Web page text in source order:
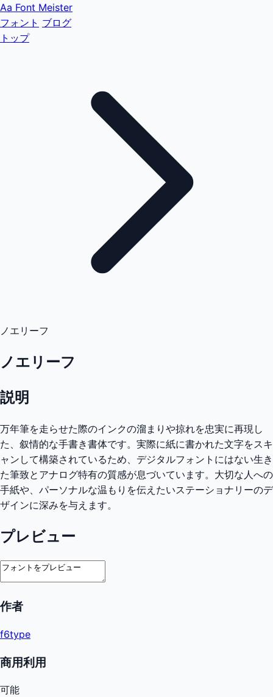
Aa Font Meister
フォント ブログ
トップ
ノエリーフ
ノエリーフ
説明
万年筆を走らせた際のインクの溜まりや掠れを忠実に再現し
た、叙情的な手書き書体です。実際に紙に書かれた文字をスキ
ャンして構築されているため、デジタルフォントにはない生き
た筆致とアナログ特有の質感が息づいています。大切な人への
手紙や、パーソナルな温もりを伝えたいステーショナリーのデ
ザインに深みを与えます。
プレビュー
作者
f6type
商用利用
可能